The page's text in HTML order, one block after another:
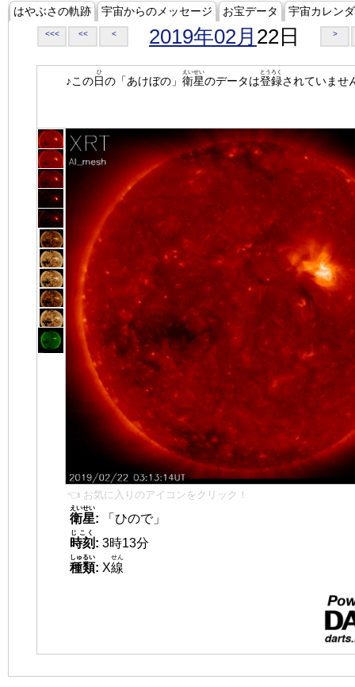
はやぶさの軌跡 宇宙からのメッセージ お宝データ 宇宙カレン
<<< << < 2019年02月 22日 >
♪この日
ひ
の「あけぼの」 衛星
えいせい
のデータは登録
とうろく
されていませ
👈 お気に入りのアイコンをクリック！
衛星
えいせい
:
「ひので」
時刻
じこく
: 3時13分
種類
しゅるい
: X線
せん